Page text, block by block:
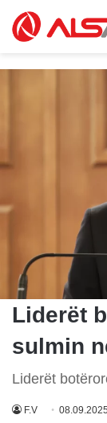
Liderët
sulmin
Liderët
F.V 08.09.2025